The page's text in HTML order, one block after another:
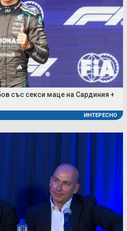
със секси маце на Сардиния +
ИНТЕРЕСНО